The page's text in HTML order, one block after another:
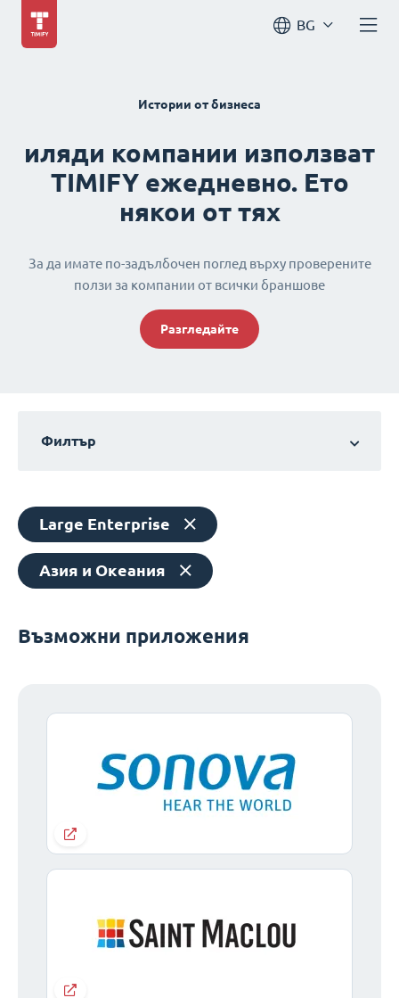
BG
Истории от бизнеса
иляди компании използват
TIMIFY ежедневно. Ето
някои от тях
За да имате по-задълбочен поглед върху проверените
ползи за компании от всички браншове
Разгледайте
Филтър
Large Enterprise
Азия и Океания
Възможни приложения